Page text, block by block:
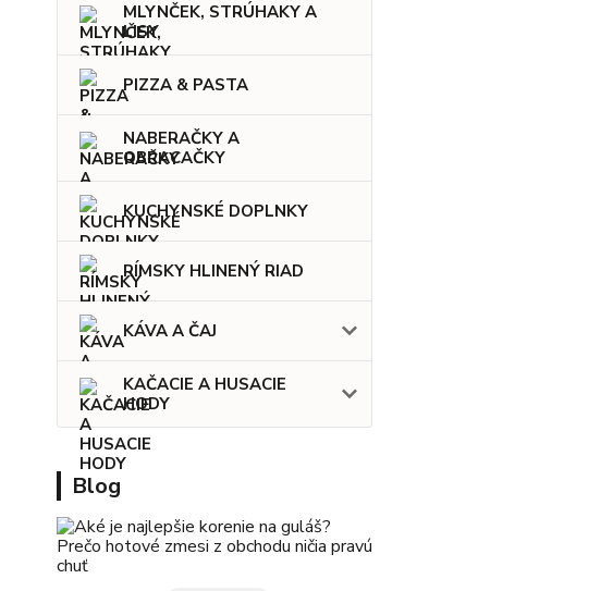
MLYNČEK, STRÚHAKY A
LISY
PIZZA & PASTA
NABERAČKY A
OBRACAČKY
KUCHYNSKÉ DOPLNKY
RÍMSKY HLINENÝ RIAD
KÁVA A ČAJ
KAČACIE A HUSACIE
HODY
Blog